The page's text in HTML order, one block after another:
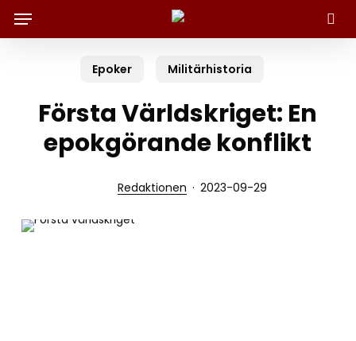
Sök
Menu
Epoker Militärhistoria
Första Världskriget: En
epokgörande konflikt
Redaktionen 2023-09-29